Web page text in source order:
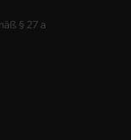
§ 27 a